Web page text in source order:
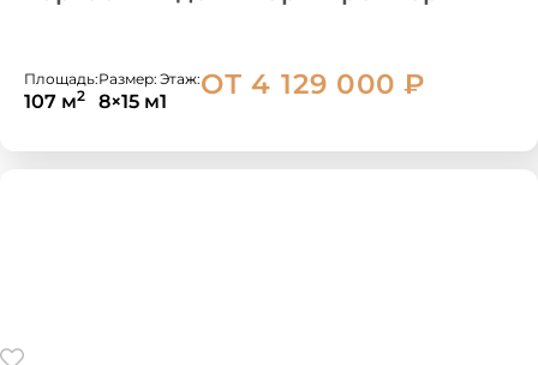
Площадь:
107 м2
Размер:
8×15 м
Этаж:
1
ОТ 4 129 000 ₽